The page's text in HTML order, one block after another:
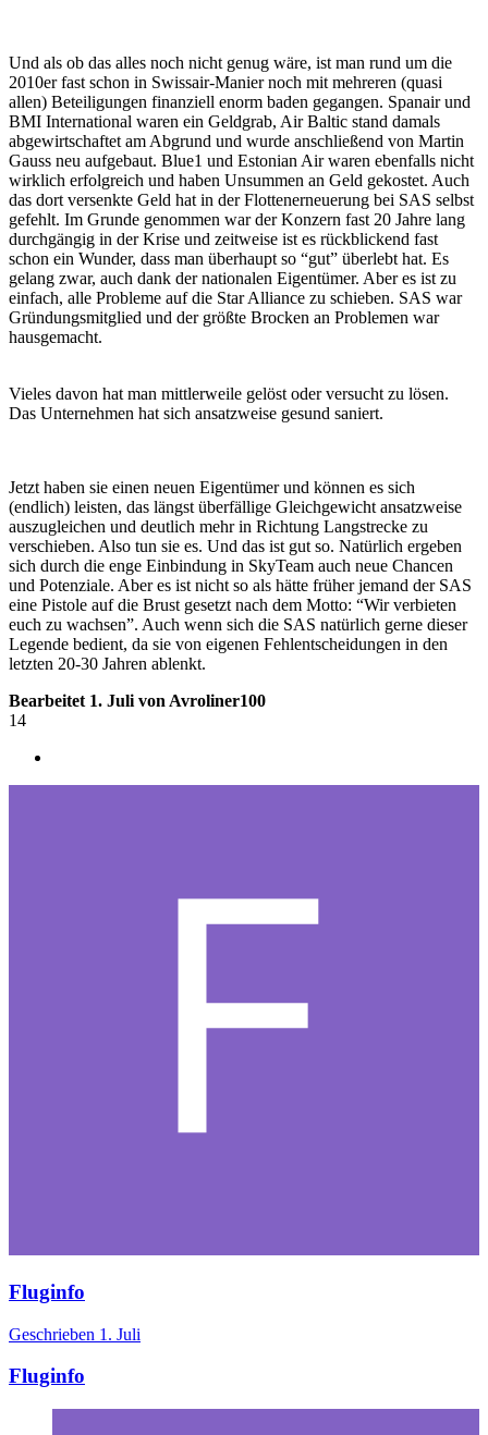
Und als ob das alles noch nicht genug wäre, ist man rund um die
2010er fast schon in Swissair-Manier noch mit mehreren (quasi
allen) Beteiligungen finanziell enorm baden gegangen. Spanair und
BMI International waren ein Geldgrab, Air Baltic stand damals
abgewirtschaftet am Abgrund und wurde anschließend von Martin
Gauss neu aufgebaut. Blue1 und Estonian Air waren ebenfalls nicht
wirklich erfolgreich und haben Unsummen an Geld gekostet. Auch
das dort versenkte Geld hat in der Flottenerneuerung bei SAS selbst
gefehlt. Im Grunde genommen war der Konzern fast 20 Jahre lang
durchgängig in der Krise und zeitweise ist es rückblickend fast
schon ein Wunder, dass man überhaupt so “gut” überlebt hat. Es
gelang zwar, auch dank der nationalen Eigentümer. Aber es ist zu
einfach, alle Probleme auf die Star Alliance zu schieben. SAS war
Gründungsmitglied und der größte Brocken an Problemen war
hausgemacht.
Vieles davon hat man mittlerweile gelöst oder versucht zu lösen.
Das Unternehmen hat sich ansatzweise gesund saniert.
Jetzt haben sie einen neuen Eigentümer und können es sich
(endlich) leisten, das längst überfällige Gleichgewicht ansatzweise
auszugleichen und deutlich mehr in Richtung Langstrecke zu
verschieben. Also tun sie es. Und das ist gut so. Natürlich ergeben
sich durch die enge Einbindung in SkyTeam auch neue Chancen
und Potenziale. Aber es ist nicht so als hätte früher jemand der SAS
eine Pistole auf die Brust gesetzt nach dem Motto: “Wir verbieten
euch zu wachsen”. Auch wenn sich die SAS natürlich gerne dieser
Legende bedient, da sie von eigenen Fehlentscheidungen in den
letzten 20-30 Jahren ablenkt.
Bearbeitet 1. Juli von Avroliner100
14
Fluginfo
Geschrieben 1. Juli
Fluginfo